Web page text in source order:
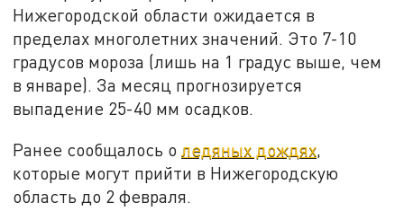
Нижегородской области ожидается в
пределах многолетних значений. Это 7-10
градусов мороза (лишь на 1 градус выше, чем
в январе). За месяц прогнозируется
выпадение 25-40 мм осадков.
Ранее сообщалось оледяных дождях,
которые могут прийти в Нижегородскую
область до 2 февраля.